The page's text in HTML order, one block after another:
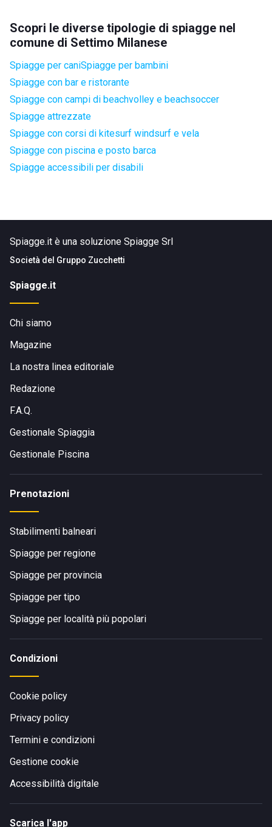
Scopri le diverse tipologie di spiagge nel
comune di Settimo Milanese
Spiagge per caniSpiagge per bambini
Spiagge con bar e ristorante
Spiagge con campi di beachvolley e beachsoccer
Spiagge attrezzate
Spiagge con corsi di kitesurf windsurf e vela
Spiagge con piscina e posto barca
Spiagge accessibili per disabili
Spiagge.it è una soluzione Spiagge Srl
Società del Gruppo Zucchetti
Spiagge.it
Chi siamo
Magazine
La nostra linea editoriale
Redazione
F.A.Q.
Gestionale Spiaggia
Gestionale Piscina
Prenotazioni
Stabilimenti balneari
Spiagge per regione
Spiagge per provincia
Spiagge per tipo
Spiagge per località più popolari
Condizioni
Cookie policy
Privacy policy
Termini e condizioni
Gestione cookie
Accessibilità digitale
Scarica l'app